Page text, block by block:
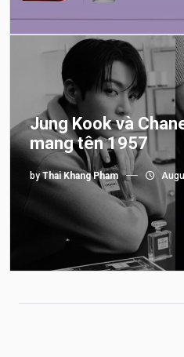
Jung Kook và
mang tên 1957
byThai Khang Pham